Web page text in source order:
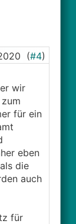
(#4)
wir
für ein
eben
die
auch
für